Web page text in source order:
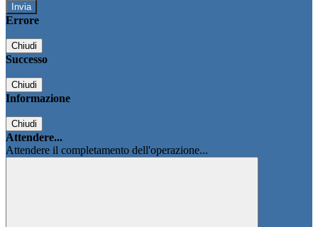
Errore
Chiudi
Successo
Chiudi
Informazione
Chiudi
Attendere...
Attendere il completamento dell'operazione...